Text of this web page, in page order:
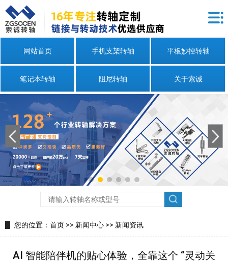
网站首页 手机支架转轴 平板妙控转轴
笔记本转轴 阻尼转轴 关于索诚
您的位置： 首页 >> 新闻中心 >> 新闻资讯
AI 智能陪伴机的贴心体验，全靠这个 “灵动关